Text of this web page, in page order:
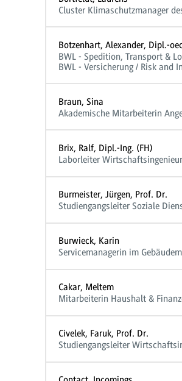
Cluster Klimaschutzmanager
Botzenhart, Alexander, Dipl.-
BWL - Spedition, Transport &
BWL - Versicherung / Risk and
Braun, Sina
Akademische Mitarbeiterin
Brix, Ralf, Dipl.-Ing. (FH)
Laborleiter
Burmeister, Jürgen, Prof. Dr.
Studiengangsleiter Soziale
Burwieck, Karin
Servicemanagerin im
Cakar, Meltem
Mitarbeiterin Haushalt &
Civelek, Faruk, Prof. Dr.
Studiengangsleiter